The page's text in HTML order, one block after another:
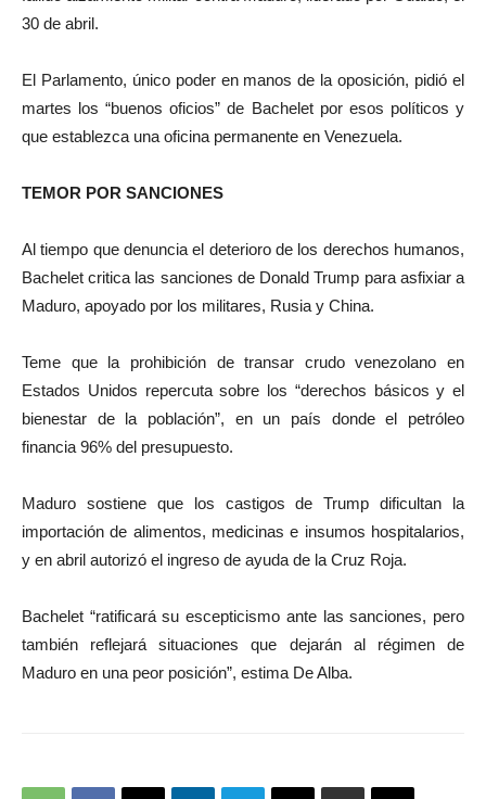
30 de abril.
El Parlamento, único poder en manos de la oposición, pidió el
martes los “buenos oficios” de Bachelet por esos políticos y
que establezca una oficina permanente en Venezuela.
TEMOR POR SANCIONES
Al tiempo que denuncia el deterioro de los derechos humanos,
Bachelet critica las sanciones de Donald Trump para asfixiar a
Maduro, apoyado por los militares, Rusia y China.
Teme que la prohibición de transar crudo venezolano en
Estados Unidos repercuta sobre los “derechos básicos y el
bienestar de la población”, en un país donde el petróleo
financia 96% del presupuesto.
Maduro sostiene que los castigos de Trump dificultan la
importación de alimentos, medicinas e insumos hospitalarios,
y en abril autorizó el ingreso de ayuda de la Cruz Roja.
Bachelet “ratificará su escepticismo ante las sanciones, pero
también reflejará situaciones que dejarán al régimen de
Maduro en una peor posición”, estima De Alba.